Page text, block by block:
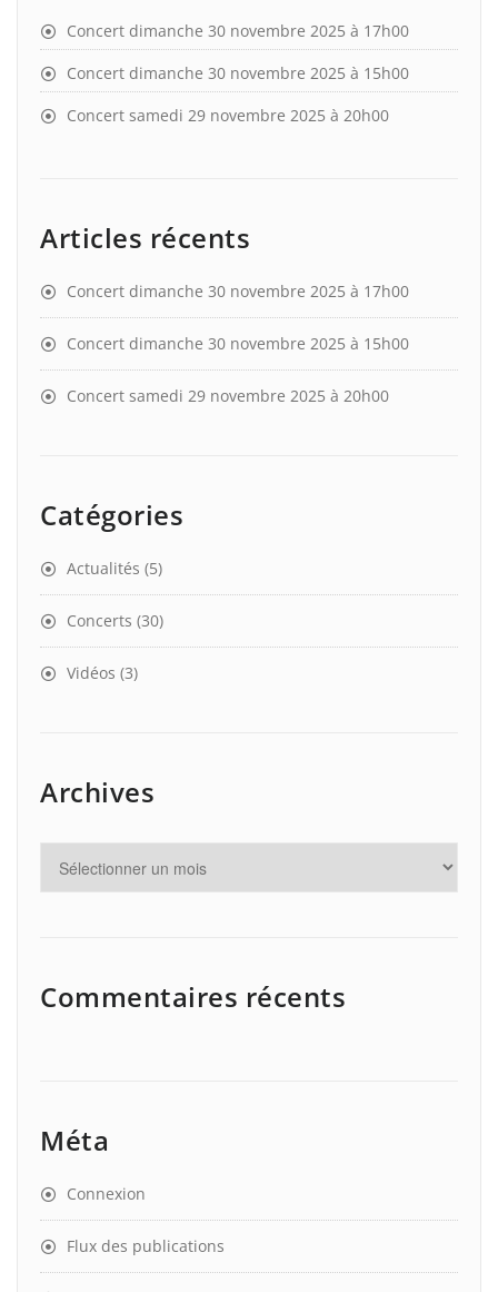
Concert dimanche 30 novembre 2025 à 17h00
Concert dimanche 30 novembre 2025 à 15h00
Concert samedi 29 novembre 2025 à 20h00
Articles récents
Concert dimanche 30 novembre 2025 à 17h00
Concert dimanche 30 novembre 2025 à 15h00
Concert samedi 29 novembre 2025 à 20h00
Catégories
Actualités (5)
Concerts (30)
Vidéos (3)
Archives
Commentaires récents
Méta
Connexion
Flux des publications